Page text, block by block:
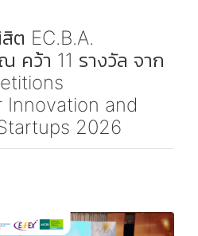
ต EC.B.A.
คว้า 11 รางวัล จาก
Innovation and
2026